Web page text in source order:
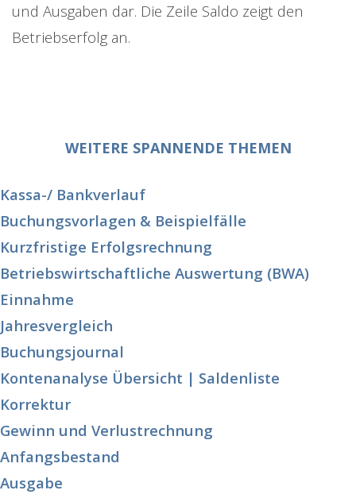
und Ausgaben dar. Die Zeile Saldo zeigt den
Betriebserfolg an.
WEITERE SPANNENDE THEMEN
Kassa-/ Bankverlauf
Buchungsvorlagen & Beispielfälle
Kurzfristige Erfolgsrechnung
Betriebswirtschaftliche Auswertung (BWA)
Einnahme
Jahresvergleich
Buchungsjournal
Kontenanalyse Übersicht | Saldenliste
Korrektur
Gewinn und Verlustrechnung
Anfangsbestand
Ausgabe